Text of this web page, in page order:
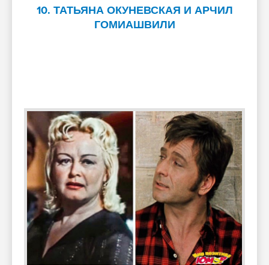
10. ТАТЬЯНА ОКУНЕВСКАЯ И АРЧИЛ
ГОМИАШВИЛИ